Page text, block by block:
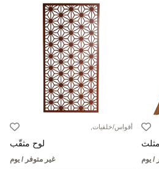
/ يوم
أقواس/خلفيات,
لوح مثقّب
غير متوفر / يوم